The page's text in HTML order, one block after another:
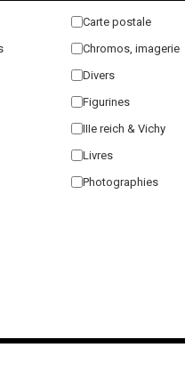
Carte postale
Chromos, imagerie
Divers
Figurines
IIIe reich & Vichy
Livres
Photographies